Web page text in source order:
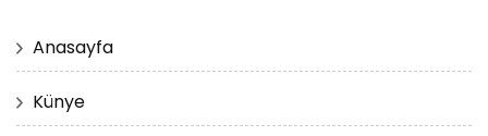
Anasayfa
Künye